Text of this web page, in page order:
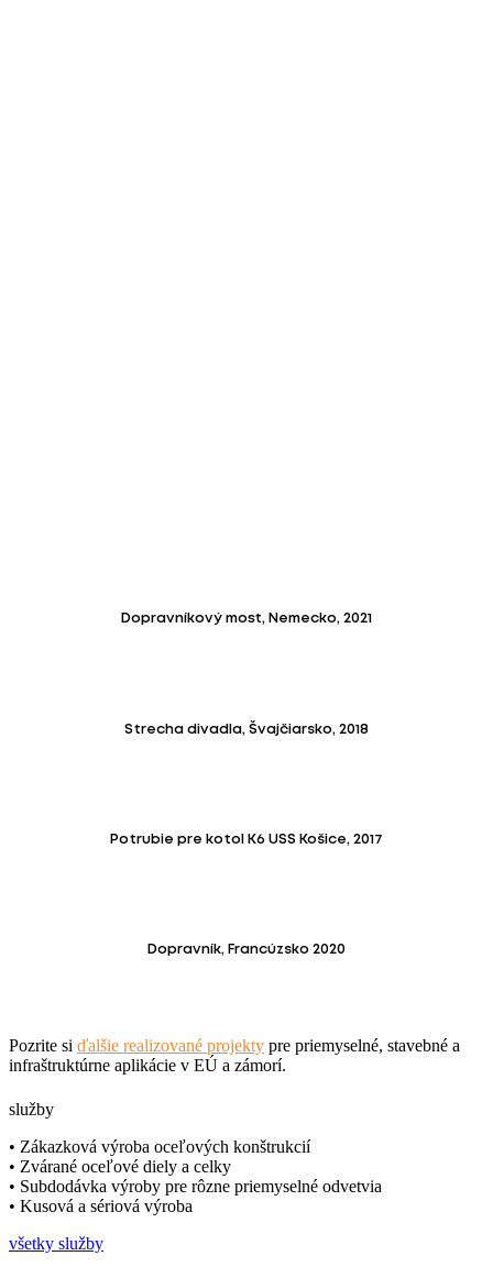
Dopravníkový most, Nemecko, 2021
Strecha divadla, Švajčiarsko, 2018
Potrubie pre kotol K6 USS Košice, 2017
Dopravník, Francúzsko 2020
Pozrite si ďalšie realizované projekty pre priemyselné, stavebné a
infraštruktúrne aplikácie v EÚ a zámorí.
služby
• Zákazková výroba oceľových konštrukcií
• Zvárané oceľové diely a celky
• Subdodávka výroby pre rôzne priemyselné odvetvia
• Kusová a sériová výroba
všetky služby